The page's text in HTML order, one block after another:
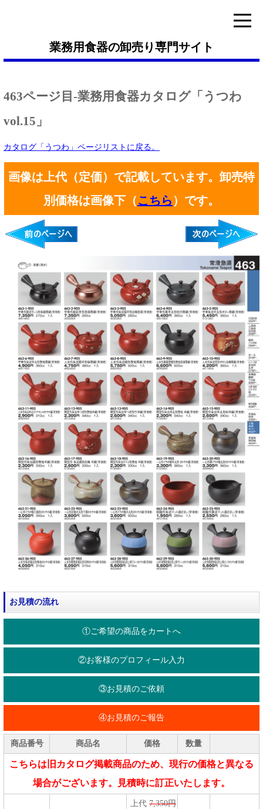
業務用食器の卸売り専門サイト
463ページ目-業務用食器カタログ「うつわ
vol.15」
カタログ「うつわ」ページリストに戻る。
画像は上代（定価）で記載しています。卸売特
別価格は画像下（こちら ）です。
お見積の流れ
①ご希望の商品をカートへ
②お客様のプロフィール入力
③お見積のご依頼
④お見積のご報告
商品番号 商品名 価格 数量
こちらは旧カタログ掲載商品のため、現行の価格と異なる
場合がございます。見積時に訂正いたします。
上代 7,350円